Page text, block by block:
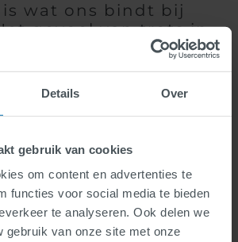
Details Over
gebruik van cookies
om content en advertenties te
functies voor social media te bieden
te analyseren. Ook delen we
gebruik van onze site met onze
wat ons bindt bij
gevoel van trots in
zin. Trots op
op ons
werk en trots op
En we kijken uit naar
een voortdurend
Heb je interesse
van uit te maken?
vacatures en
en gemakkelijk.